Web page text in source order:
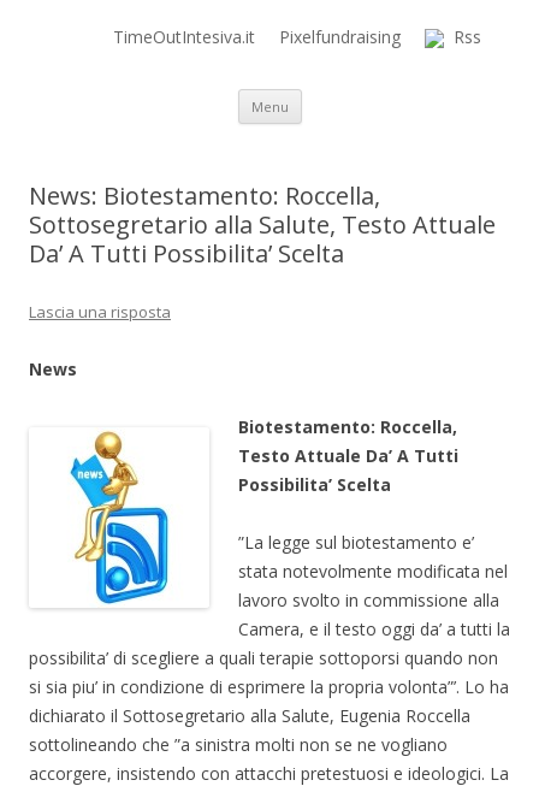
Time Out Intensiva Blog
il tempo e la memoria in terapia intensiva
TimeOutIntesiva.it Pixelfundraising Rss
Menu Vai al contenuto
News: Biotestamento: Roccella,
Sottosegretario alla Salute, Testo Attuale
Da’ A Tutti Possibilita’ Scelta
Lascia una risposta
News
Biotestamento: Roccella,
Testo Attuale Da’ A Tutti
Possibilita’ Scelta
”La legge sul biotestamento e’
stata notevolmente modificata nel
lavoro svolto in commissione alla
Camera, e il testo oggi da’ a tutti la
possibilita’ di scegliere a quali terapie sottoporsi quando non
si sia piu’ in condizione di esprimere la propria volonta”’. Lo ha
dichiarato il Sottosegretario alla Salute, Eugenia Roccella
sottolineando che ”a sinistra molti non se ne vogliano
accorgere, insistendo con attacchi pretestuosi e ideologici. La